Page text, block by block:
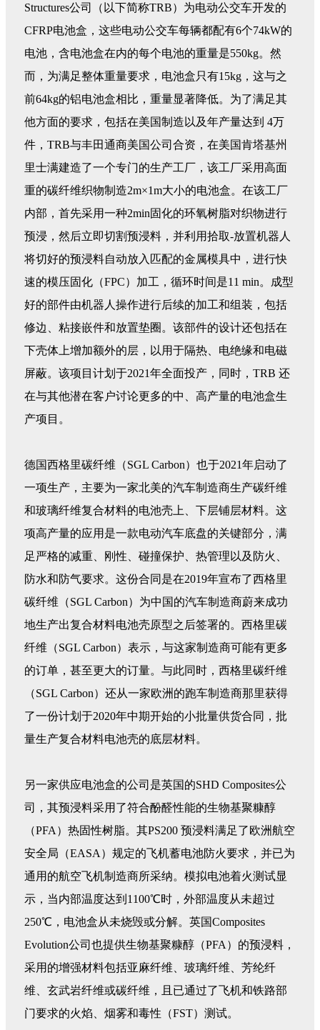
Structures公司（以下简称TRB）为电动公交车开发的
CFRP电池盒，这些电动公交车每辆都配有6个74kW的
电池，含电池盒在内的每个电池的重量是550kg。然
而，为满足整体重量要求，电池盒只有15kg，这与之
前64kg的铝电池盒相比，重量显著降低。为了满足其
他方面的要求，包括在美国制造以及年产量达到 4万
件，TRB与丰田通商美国公司合资，在美国肯塔基州
里士满建造了一个专门的生产工厂，该工厂采用高面
重的碳纤维织物制造2m×1m大小的电池盒。在该工厂
内部，首先采用一种2min固化的环氧树脂对织物进行
预浸，然后立即切割预浸料，并利用拾取-放置机器人
将切好的预浸料自动放入匹配的金属模具中，进行快
速的模压固化（FPC）加工，循环时间是11 min。成型
好的部件由机器人操作进行后续的加工和组装，包括
修边、粘接嵌件和放置垫圈。该部件的设计还包括在
下壳体上增加额外的层，以用于隔热、电绝缘和电磁
屏蔽。该项目计划于2021年全面投产，同时，TRB 还
在与其他潜在客户讨论更多的中、高产量的电池盒生
产项目。
德国西格里碳纤维（SGL Carbon）也于2021年启动了
一项生产，主要为一家北美的汽车制造商生产碳纤维
和玻璃纤维复合材料的电池壳上、下层铺层材料。这
项高产量的应用是一款电动汽车底盘的关键部分，满
足严格的减重、刚性、碰撞保护、热管理以及防火、
防水和防气要求。这份合同是在2019年宣布了西格里
碳纤维（SGL Carbon）为中国的汽车制造商蔚来成功
地生产出复合材料电池壳原型之后签署的。西格里碳
纤维（SGL Carbon）表示，与这家制造商可能有更多
的订单，甚至更大的订量。与此同时，西格里碳纤维
（SGL Carbon）还从一家欧洲的跑车制造商那里获得
了一份计划于2020年中期开始的小批量供货合同，批
量生产复合材料电池壳的底层材料。
另一家供应电池盒的公司是英国的SHD Composites公
司，其预浸料采用了符合酚醛性能的生物基聚糠醇
（PFA）热固性树脂。其PS200 预浸料满足了欧洲航空
安全局（EASA）规定的飞机蓄电池防火要求，并已为
通用的航空飞机制造商所采纳。模拟电池着火测试显
示，当内部温度达到1100℃时，外部温度从未超过
250℃，电池盒从未烧毁或分解。英国Composites
Evolution公司也提供生物基聚糠醇（PFA）的预浸料，
采用的增强材料包括亚麻纤维、玻璃纤维、芳纶纤
维、玄武岩纤维或碳纤维，且已通过了飞机和铁路部
门要求的火焰、烟雾和毒性（FST）测试。